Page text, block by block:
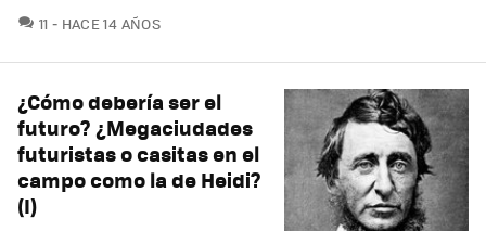
11 COMENTARIOS
HACE 14 AÑOS
¿Cómo debería ser el
futuro? ¿Megaciudades
futuristas o casitas en el
campo como la de Heidi?
(I)